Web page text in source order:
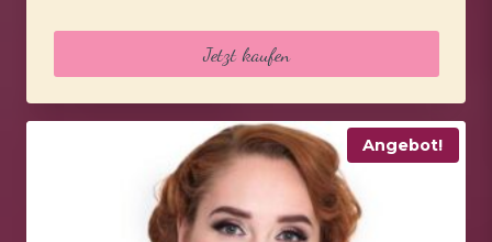
Jetzt kaufen
Angebot!